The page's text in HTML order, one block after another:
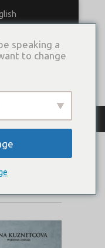
speaking a
to change